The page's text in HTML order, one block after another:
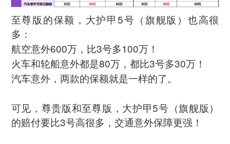
至尊版的保额，大护甲5号（旗舰版）也高很
多：
航空意外600万，比3号多100万！
火车和轮船意外都是80万，都比3号多30万！
汽车意外，两款的保额就是一样的了。
可见，尊贵版和至尊版，大护甲5号（旗舰版）
的赔付要比3号高很多，交通意外保障更强！